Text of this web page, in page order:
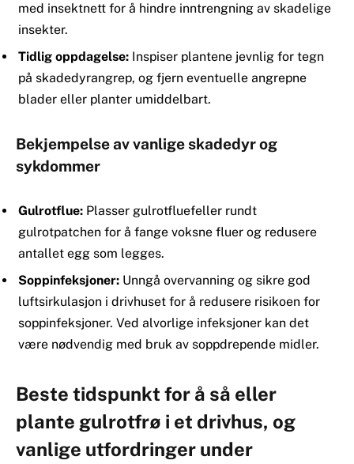
med insektnett for å hindre inntrengning av skadelige
insekter.
Tidlig oppdagelse: Inspiser plantene jevnlig for tegn
på skadedyrangrep, og fjern eventuelle angrepne
blader eller planter umiddelbart.
Bekjempelse av vanlige skadedyr og
sykdommer
Gulrotflue: Plasser gulrotfluefeller rundt
gulrotpatchen for å fange voksne fluer og redusere
antallet egg som legges.
Soppinfeksjoner: Unngå overvanning og sikre god
luftsirkulasjon i drivhuset for å redusere risikoen for
soppinfeksjoner. Ved alvorlige infeksjoner kan det
være nødvendig med bruk av soppdrepende midler.
Beste tidspunkt for å så eller
plante gulrotfrø i et drivhus, og
vanlige utfordringer under